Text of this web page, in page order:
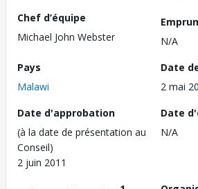
Chef d’équipe
Michael John Webster
N/A
Pays
Malawi
Date
2 mai
Date d'approbation
(à la date de présentation au
Conseil)
2 juin 2011
Date
N/A